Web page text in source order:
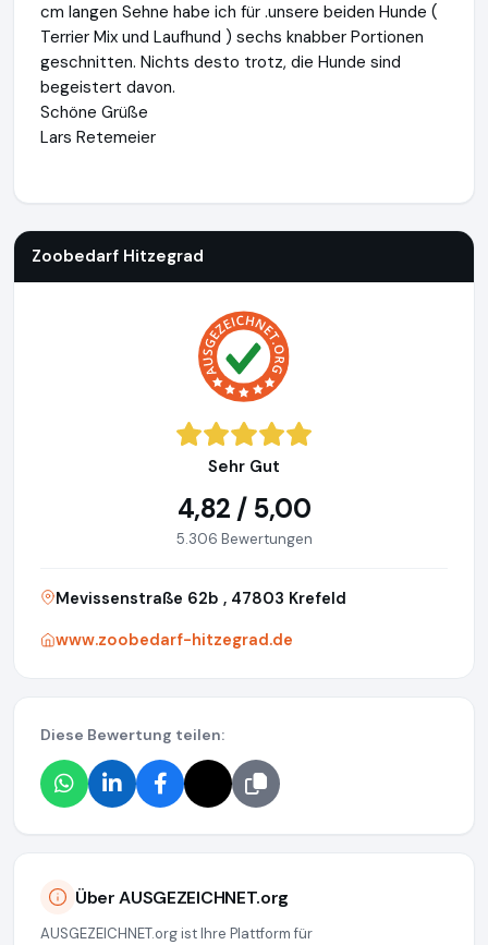
cm langen Sehne habe ich für .unsere beiden Hunde (
Terrier Mix und Laufhund ) sechs knabber Portionen
geschnitten. Nichts desto trotz, die Hunde sind
begeistert davon.
Schöne Grüße
Lars Retemeier
Zoobedarf Hitzegrad
Sehr Gut
4,82 / 5,00
5.306 Bewertungen
Mevissenstraße 62b , 47803 Krefeld
www.zoobedarf-hitzegrad.de
Diese Bewertung teilen:
Über AUSGEZEICHNET.org
AUSGEZEICHNET.org ist Ihre Plattform für